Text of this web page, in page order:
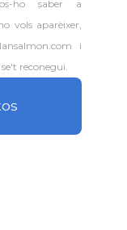
ho saber a
vols aparèixer,
i
reconegui.